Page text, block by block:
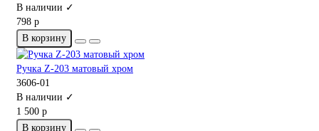
В наличии ✓
798 р
В корзину
Ручка Z-203 матовый хром
3606-01
В наличии ✓
1 500 р
В корзину